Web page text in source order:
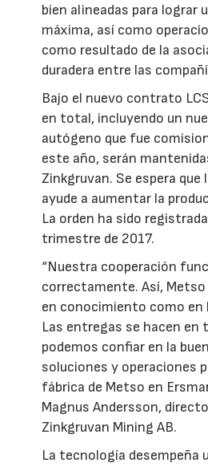
bien alineadas para lograr
máxima, así como
como resultado de la
duradera entre las
Bajo el nuevo contrato
en total, incluyendo un
autógeno que fue
este año, serán
Zinkgruvan. Se espera que
ayude a aumentar la
La orden ha sido
trimestre de 2017.
“Nuestra cooperación
correctamente. Así,
en conocimiento como en
Las entregas se hacen en
podemos confiar en la
soluciones y operaciones
fábrica de Metso en
Magnus Andersson,
Zinkgruvan Mining AB.
La tecnología desempeña